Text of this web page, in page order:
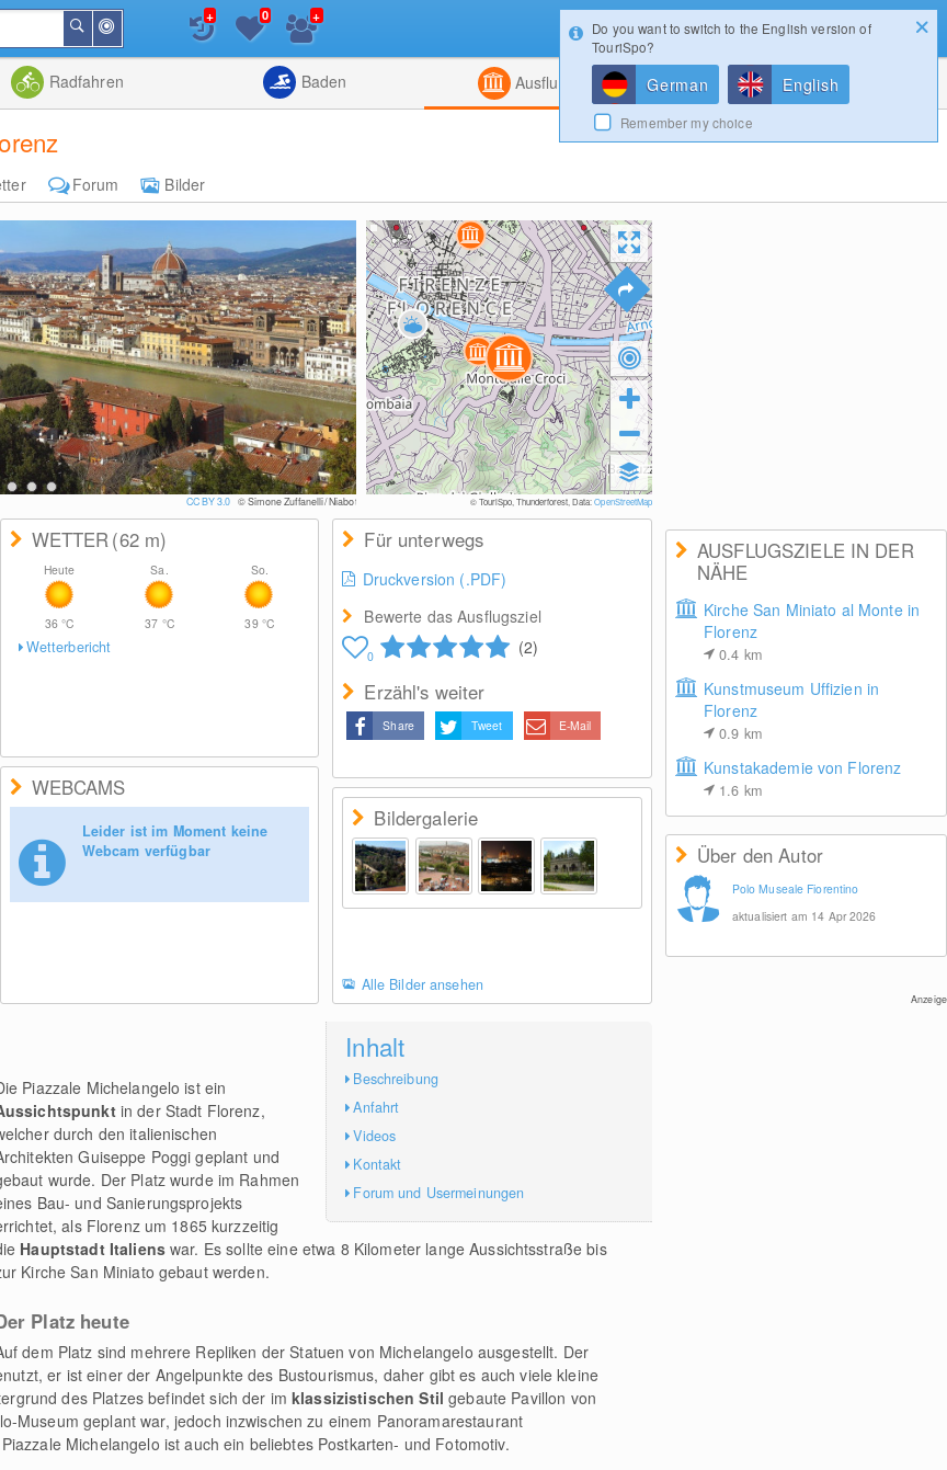
der
Nähe
Suchen
Listenansicht
Kombiniert
+ 0 +
Radfahren Baden Ausflugsziele Magazin
Forum
Bilder
CC BY-SA 3.0© Floransa © TouriSpo, Thunderforest, Data:OpenStreetMap
AUSFLUGSZIELE IN DER
NÄHE
Kirche San Miniato al Monte in
Florenz
0.4 km
Kunstmuseum Uffizien in
Florenz
0.9 km
Kunstakademie von Florenz
1.6 km
Über den Autor
Polo Museale Fiorentino
aktualisiert am 14 Apr 2026
Anzeige
WETTER(62 m)
Heute
36°C
Sa.
37 °C
So.
39 °C
Wetterbericht
WEBCAMS
Leider ist im Moment keine
Webcam verfügbar
Für unterwegs
Druckversion (.PDF)
Bewerte das Ausflugsziel
0 (2)
Erzähl's weiter
Share Tweet E-Mail
Bildergalerie
Alle Bilder ansehen
Inhalt
Beschreibung
Anfahrt
Videos
Kontakt
Forum und Usermeinungen
Piazzale Michelangelo ist ein
in der Stadt Florenz,
durch den italienischen
Guiseppe Poggi geplant und
wurde. Der Platz wurde im Rahmen
Bau- und Sanierungsprojekts
als Florenz um 1865 kurzzeitig
Hauptstadt Italienswar. Es sollte eine etwa 8 Kilometer lange Aussichtsstraße bis
Kirche San Miniato gebaut werden.
Platz heute
dem Platz sind mehrere Repliken der Statuen von Michelangelo ausgestellt. Der
er ist einer der Angelpunkte des Bustourismus, daher gibt es auch viele kleine
des Platzes befindet sich der imklassizistischen Stil gebaute Pavillon von
Museum geplant war, jedoch inzwischen zu einem Panoramarestaurant
Michelangelo ist auch ein beliebtes Postkarten- und Fotomotiv.
Login
Do you want to switch to the English version of
TouriSpo?
German English
Remember my choice
Konfigurator Gewinnspiele